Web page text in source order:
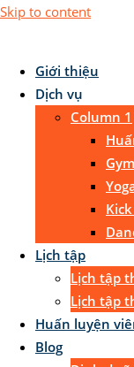
Skip to content
Giới thiệu
Dịch vụ
Column 1
Lịch tập
Lịch tập
Lịch tập
Huấn luyện
Blog